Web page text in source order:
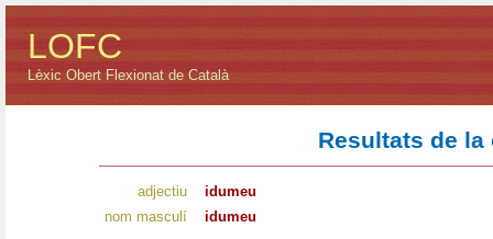
LOFC
Lèxic Obert Flexionat de Català
Resultats de la
adjectiu
idumeu
nom masculí
idumeu